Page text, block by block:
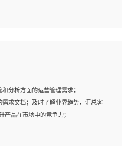
spark开发；
软件，熟练进行图像处理；
算法原理，能熟练使用神经网络算法
，压缩和整型化方法；
分析方面的运营管理需求；
求文档；及时了解业界趋势，汇总客
产品在市场中的竞争力；